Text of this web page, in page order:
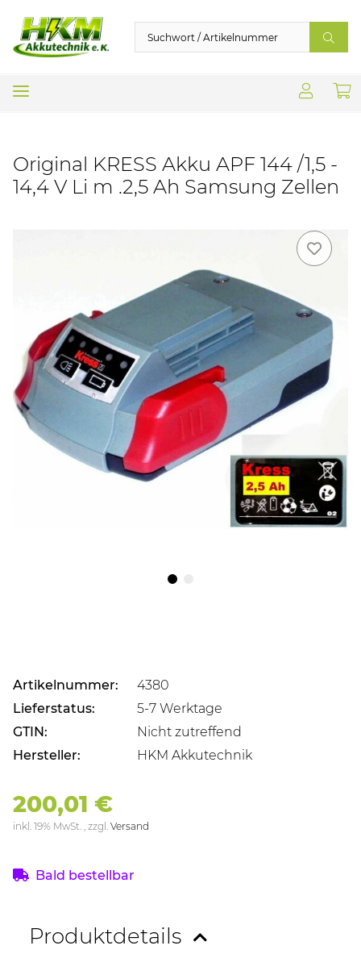
Original KRESS Akku APF 144 /1,5 -
14,4 V Li m .2,5 Ah Samsung Zellen
Artikelnummer:
4380
Lieferstatus:
5-7 Werktage
GTIN:
Nicht zutreffend
Hersteller:
HKM Akkutechnik
200,01 €
inkl. 19% MwSt. , zzgl. Versand
Bald bestellbar
Produktdetails